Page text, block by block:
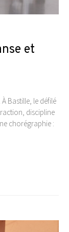
et
Bastille, le défilé
discipline
chorégraphie :